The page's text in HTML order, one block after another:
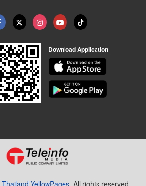
Download Application
Thailand YellowPages. All rights reserved